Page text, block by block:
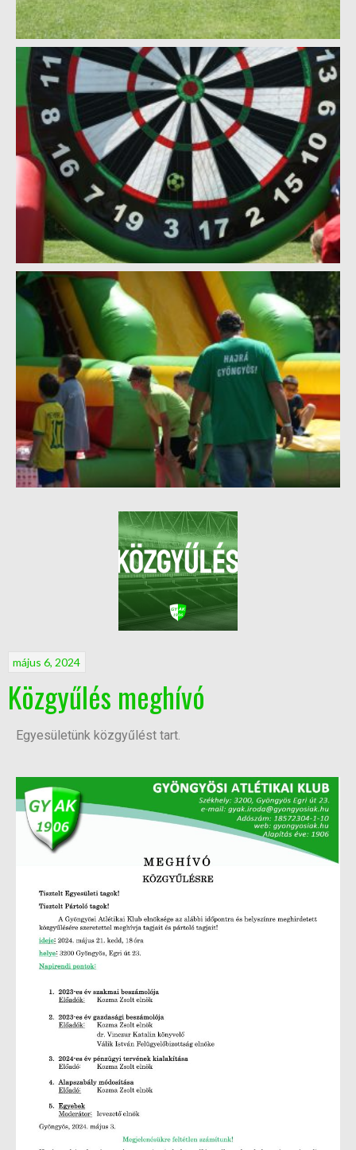
május 6, 2024
Közgyűlés meghívó
Egyesületünk közgyűlést tart.